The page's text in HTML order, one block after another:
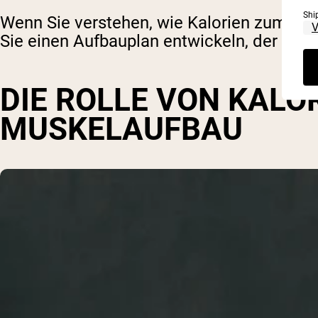
Wenn Sie verstehen, wie Kalorien zum
Sie einen Aufbauplan entwickeln, der
DIE ROLLE VON
MUSKELAUFBAU